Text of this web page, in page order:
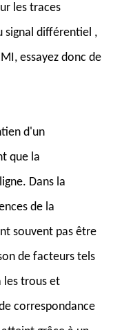
les traces
signal différentiel ,
essayez donc de
d'un
que la
Dans la
de la
souvent pas être
de facteurs tels
les trous et
correspondance